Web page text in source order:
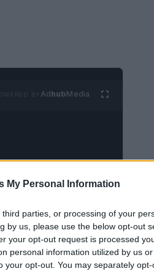
My Personal Information
parties, or processing of your
by us, please use the below opt-out
your opt-out request is processed
personal information utilized by us
your opt-out. You may separately
AdhubMedia
un vero maestro
che si è estesa per
panorama musicale
mai a quanto la